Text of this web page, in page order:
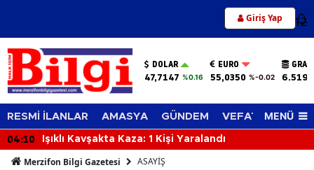
Giriş Yap 12
DOLAR
47,7147 %0.16
EURO
55,0350 %-0.02
RESMİ İLANLAR AMASYA GÜNDEM VEFAT EDENLER
MENÜ
04:10 Işıklı Kavşakta Kaza: 1 Kişi Yaralandı
Merzifon Bilgi Gazetesi ASAYİŞ